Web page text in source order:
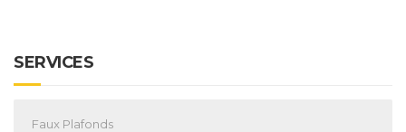
SERVICES
Faux Plafonds